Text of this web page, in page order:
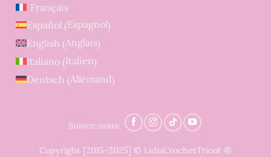
Français
Español (Espagnol)
English (Anglais)
Italiano (Italien)
Deutsch (Allemand)
Suivez-nous:
Copyright [2015-2025] © LidiaCrochetTricot ®